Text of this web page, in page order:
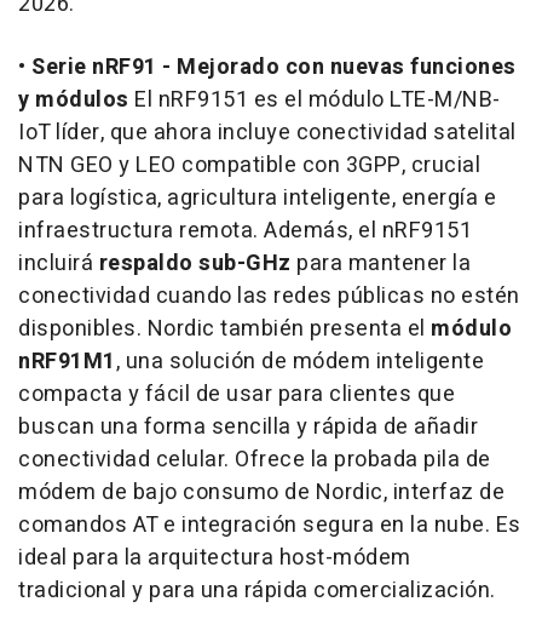
• Serie nRF91 - Mejorado con nuevas funciones
y módulos El nRF9151 es el módulo LTE-M/NB-
IoT líder, que ahora incluye conectividad satelital
NTN GEO y LEO compatible con 3GPP, crucial
para logística, agricultura inteligente, energía e
infraestructura remota. Además, el nRF9151
incluirá respaldo sub-GHz para mantener la
conectividad cuando las redes públicas no estén
disponibles. Nordic también presenta el módulo
nRF91M1, una solución de módem inteligente
compacta y fácil de usar para clientes que
buscan una forma sencilla y rápida de añadir
conectividad celular. Ofrece la probada pila de
módem de bajo consumo de Nordic, interfaz de
comandos AT e integración segura en la nube. Es
ideal para la arquitectura host-módem
tradicional y para una rápida comercialización.